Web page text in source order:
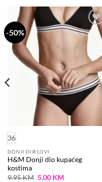
-50%
Dodaj
36
DONJI DIJELOVI
H&M Donji dio kupaćeg
kostima
9.95KM Original
5.00 KMCurrent